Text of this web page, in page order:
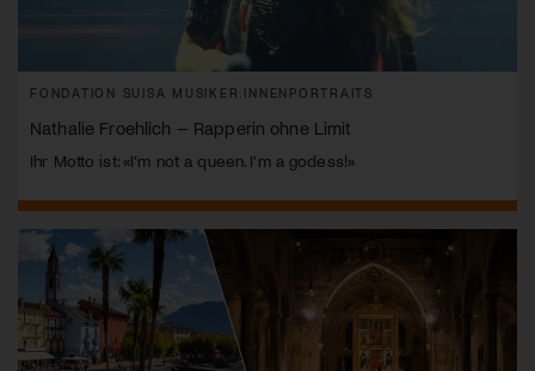
FONDATION SUISA MUSIKER:INNENPORTRAITS
Nathalie Froehlich – Rapperin ohne Limit
Ihr Motto ist: «I’m not a queen. I’m a godess!»